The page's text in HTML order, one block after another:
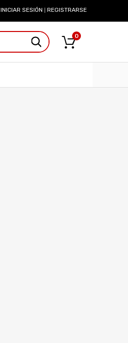
INICIAR SESIÓN REGISTRARSE
0